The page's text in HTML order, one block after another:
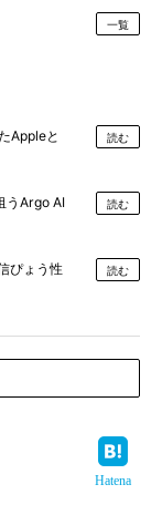
一覧
Appleと
読む
うArgo AI 読む
ぴょう性 読む
Hatena